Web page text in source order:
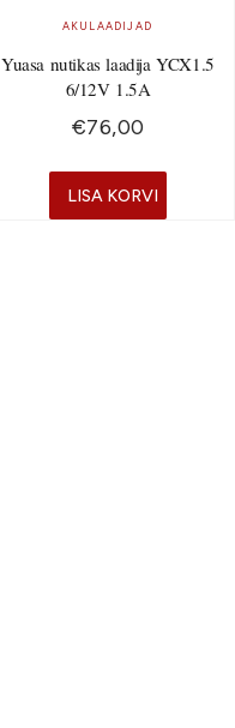
AKULAADIJAD
Yuasa nutikas laadija YCX1.5
6/12V 1.5A
€76,00
LISA KORVI